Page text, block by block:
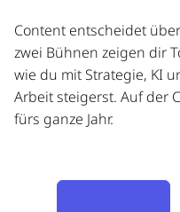
Content entscheidet
zwei Bühnen zeigen dir
wie du mit Strategie, KI
Arbeit steigerst. Auf der
fürs ganze Jahr.